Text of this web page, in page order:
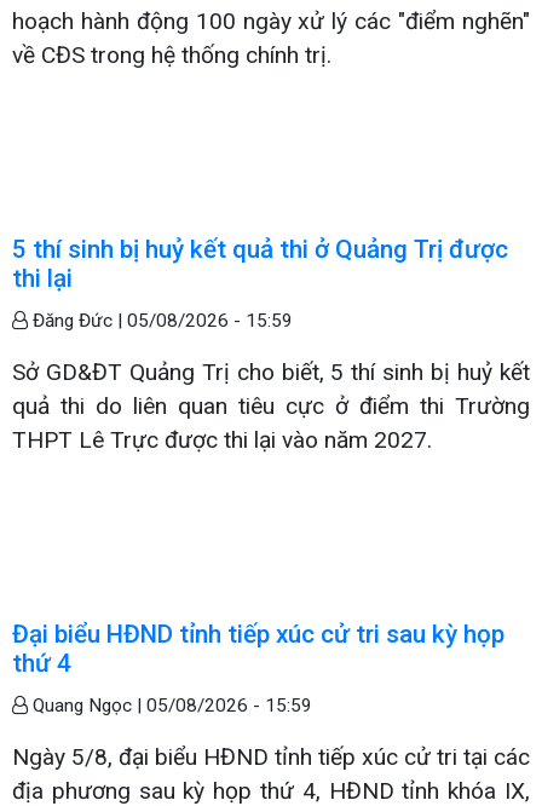
hoạch hành động 100 ngày xử lý các "điểm nghẽn"
về CĐS trong hệ thống chính trị.
5 thí sinh bị huỷ kết quả thi ở Quảng Trị được
thi lại
Đăng Đức | 05/08/2026 - 15:59
Sở GD&ĐT Quảng Trị cho biết, 5 thí sinh bị huỷ kết
quả thi do liên quan tiêu cực ở điểm thi Trường
THPT Lê Trực được thi lại vào năm 2027.
Đại biểu HĐND tỉnh tiếp xúc cử tri sau kỳ họp
thứ 4
Quang Ngọc | 05/08/2026 - 15:59
Ngày 5/8, đại biểu HĐND tỉnh tiếp xúc cử tri tại các
địa phương sau kỳ họp thứ 4, HĐND tỉnh khóa IX,